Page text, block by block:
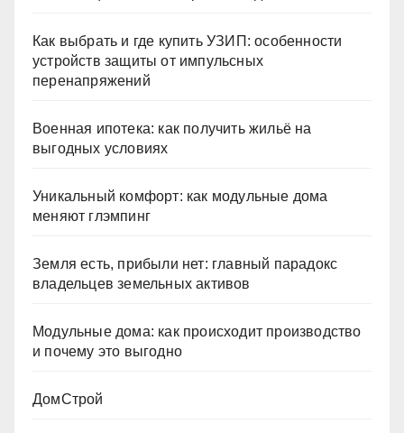
Как выбрать и где купить УЗИП: особенности
устройств защиты от импульсных
перенапряжений
Военная ипотека: как получить жильё на
выгодных условиях
Уникальный комфорт: как модульные дома
меняют глэмпинг
Земля есть, прибыли нет: главный парадокс
владельцев земельных активов
Модульные дома: как происходит производство
и почему это выгодно
ДомСтрой